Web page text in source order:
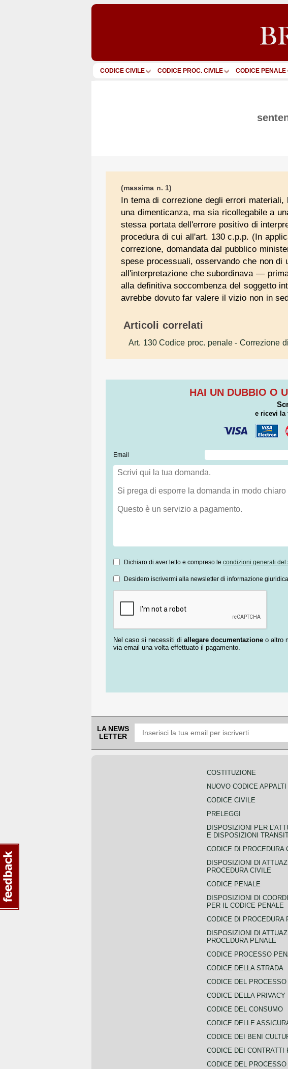
CODICE CIVILE CODICE PROC. CIVILE CODICE PENALE
(massima n. 1)
In tema di correzione degli errori
una dimenticanza, ma sia ricollegabile a
stessa portata dell'errore positivo di
procedura di cui all'art. 130 c.p.p. (In
correzione, domandata dal pubblico
spese processuali, osservando che non
all'interpretazione che subordinava —
alla definitiva soccombenza del soggetto
avrebbe dovuto far valere il vizio non in
Articoli correlati
Art. 130 Codice proc. penale- Correzione
HAI UN DUBBIO O
e ricevi la
Email
Dichiaro di aver letto e compreso le condizioni generali del
Desidero iscrivermi alla newsletter di informazione
Nel caso si necessiti di allegare documentazione o altro
via email una volta effettuato il pagamento.
LA NEWS
LETTER
COSTITUZIONE
NUOVO CODICE
CODICE CIVILE
PRELEGGI
DISPOSIZIONI PER
E DISPOSIZIONI
CODICE DI PROCEDURA
DISPOSIZIONI DI
PROCEDURA CIVILE
CODICE PENALE
DISPOSIZIONI DI
PER IL CODICE PENALE
CODICE DI PROCEDURA
DISPOSIZIONI DI
PROCEDURA PENALE
CODICE PROCESSO
CODICE DELLA STRADA
CODICE DEL
CODICE DELLA PRIVACY
CODICE DEL CONSUMO
CODICE DELLE
CODICE DEI BENI
CODICE DEI CONTRATTI
CODICE DEL